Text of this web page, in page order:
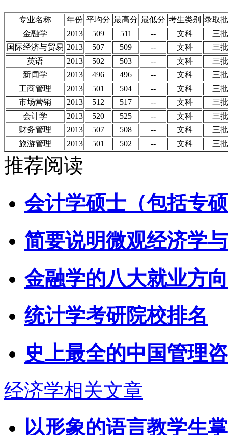
专业名称 年份 平均分 最高分 最低分 考生类别 录取
金融学
2013 509 511 -- 文科
三批
国际经济与贸易 2013 507 509 -- 文科
三批
英语
2013 502 503 -- 文科
三批
新闻学
2013 496 496 -- 文科
三批
工商管理
2013 501 504 -- 文科
三批
市场营销
2013 512 517 -- 文科
三批
会计学
2013 520 525 -- 文科
三批
财务管理
2013 507 508 -- 文科
三批
旅游管理
2013 501 502 -- 文科 三批
推荐阅读
会计学硕士（包括专
简要说明微观经济学
金融学的八大就业方
统计学考研院校排名
史上最全的中国管理
经济学相关文章
以形象的语言教学生